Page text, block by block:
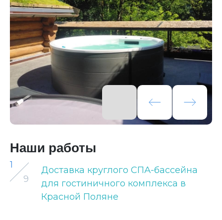
Наши работы
1
9
Доставка круглого СПА-бассейна
для гостиничного комплекса в
Красной Поляне